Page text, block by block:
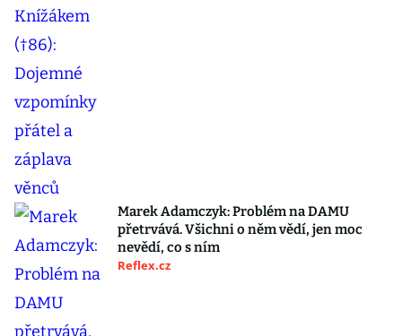
Marek Adamczyk: Problém na DAMU
přetrvává. Všichni o něm vědí, jen moc
nevědí, co s ním
Reflex.cz